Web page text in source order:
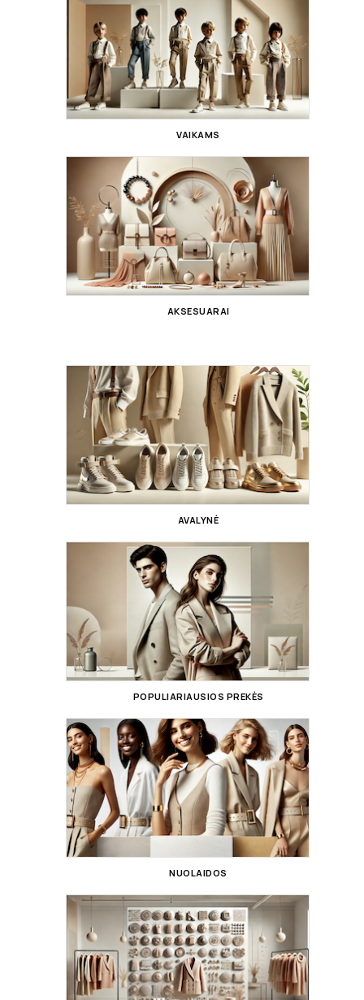
VAIKAMS
AKSESUARAI
AVALYNĖ
POPULIARIAUSIOS PREKĖS
NUOLAIDOS